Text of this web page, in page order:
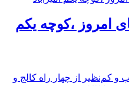
امروز ،کوچه یکم